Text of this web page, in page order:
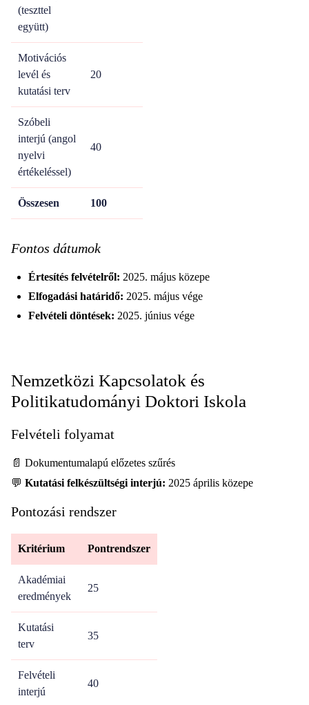
(teszttel
együtt)
Motivációs
levél és
kutatási terv
20
Szóbeli
interjú (angol
nyelvi
értékeléssel)
40
Összesen 100
Fontos dátumok
Értesítés felvételről: 2025. május közepe
Elfogadási határidő: 2025. május vége
Felvételi döntések: 2025. június vége
Nemzetközi Kapcsolatok és
Politikatudományi Doktori Iskola
Felvételi folyamat
📄 Dokumentumalapú előzetes szűrés
💬 Kutatási felkészültségi interjú: 2025 április közepe
Pontozási rendszer
Kritérium Pontrendszer
Akadémiai
eredmények
25
Kutatási
terv
35
Felvételi
interjú
40